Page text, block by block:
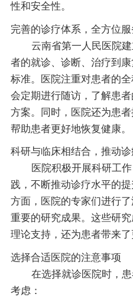
性和安全性。
完善的诊疗体系，全方位
云南省第一人民医院
者的就诊、诊断、治疗到
标准。医院注重对患者的
会定期进行随访，了解患
方案。同时，医院还为患
帮助患者更好地恢复健康。
科研与临床相结合，推动
医院积极开展科研工
践，不断推动诊疗水平的
方面，医院的专家们进行
重要的研究成果。这些研
理论支持，还为患者带来了
选择合适医院的注意事项
在选择就诊医院时，
考虑：